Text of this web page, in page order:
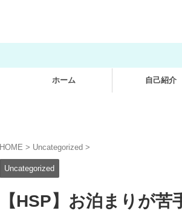
ホーム 自己紹介
HOME > Uncategorized >
Uncategorized
【HSP】お泊まりが